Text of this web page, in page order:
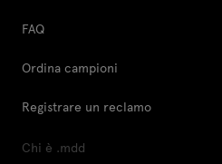
FAQ
Ordina campioni
Registrare un reclamo
Chi è .mdd